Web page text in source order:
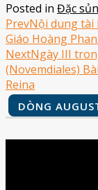
Posted in Đặc
PrevNội dung tài
Giáo Hoàng
NextNgày III
(Novemdiales)
Reina
DÒNG